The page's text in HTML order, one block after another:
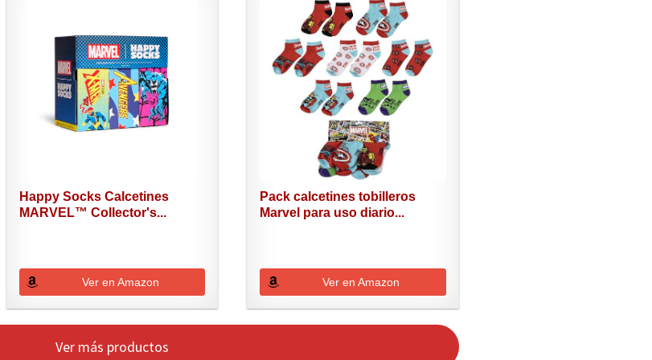
Happy Socks Calcetines
MARVEL™ Collector's...
Ver en Amazon
Pack calcetines tobilleros
Marvel para uso diario...
Ver en Amazon
Ver más productos